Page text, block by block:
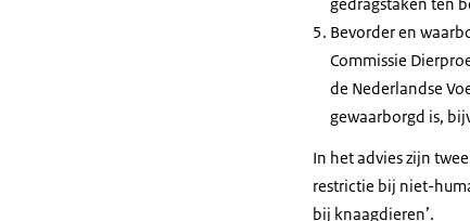
Bevorder en
Commissie
de Nederlandse
gewaarborgd is,
In het advies zijn
restrictie bij niet-
bij knaagdieren’.